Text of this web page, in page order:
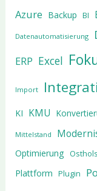
Azure Backup BI
Datenautomatisierung
ERP Excel
Import
KI KMU
Mittelstand
Optimierung
Plattform Plugin